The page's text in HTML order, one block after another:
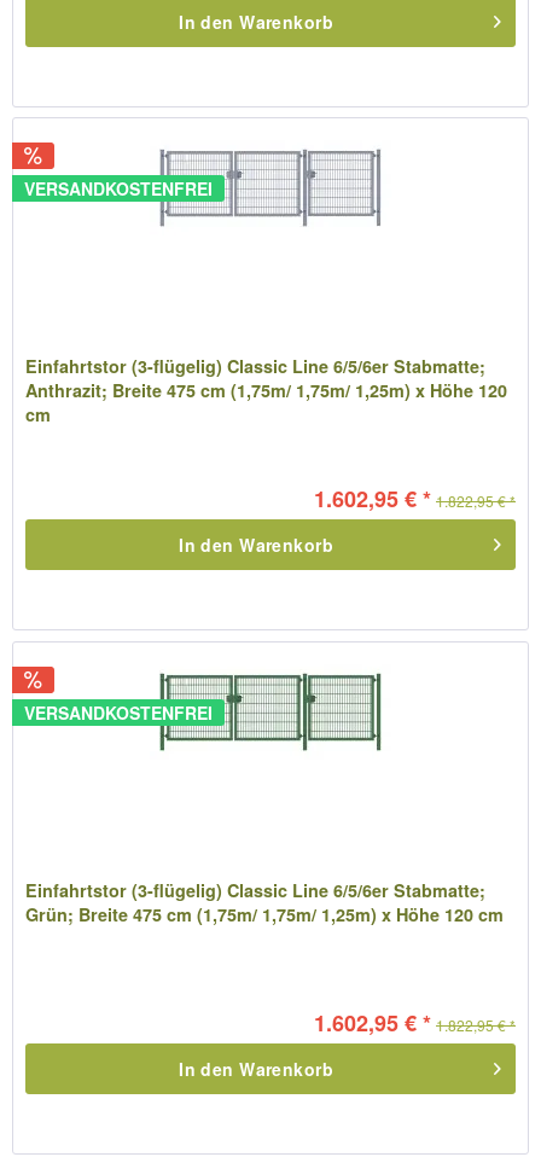
In den Warenkorb
VERSANDKOSTENFREI
Einfahrtstor (3-flügelig) Classic Line 6/5/6er Stabmatte;
Anthrazit; Breite 475 cm (1,75m/ 1,75m/ 1,25m) x Höhe 120
cm
1.602,95 € * 1.822,95 € *
In den Warenkorb
VERSANDKOSTENFREI
Einfahrtstor (3-flügelig) Classic Line 6/5/6er Stabmatte;
Grün; Breite 475 cm (1,75m/ 1,75m/ 1,25m) x Höhe 120 cm
1.602,95 € * 1.822,95 € *
In den Warenkorb